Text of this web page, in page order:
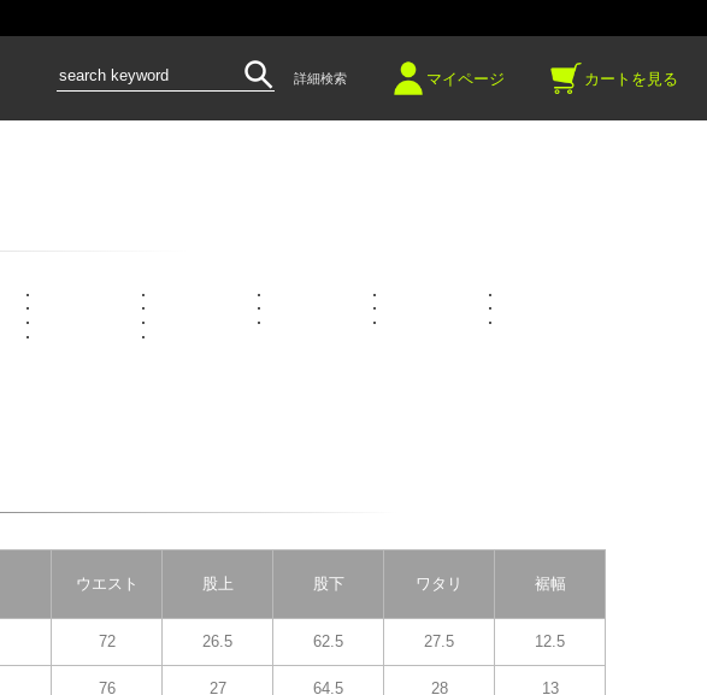
詳細検索 マイページ カートを見る
ウエスト 股上 股下 ワタリ 裾幅
72 26.5 62.5 27.5 12.5
76 27 64.5 28 13